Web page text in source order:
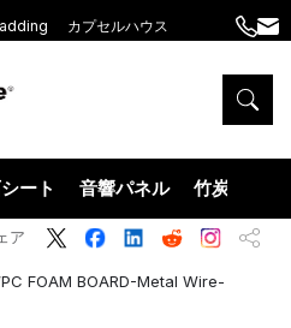
カプセルハウス
+86
5575
ート 音響パネル 竹炭ウッド
FOAM BOARD-Metal Wire-
ア